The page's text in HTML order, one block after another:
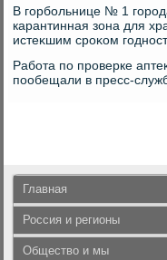
В горбольнице № 1
карантинная зона для
истеκшим сроκом
Работа по проверке
пообещали в пресс-
Главная
Россия и регионы
Общество и мы